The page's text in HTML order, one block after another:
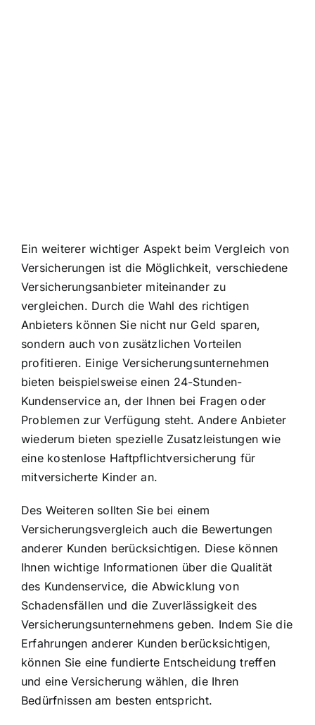
Ein weiterer wichtiger Aspekt beim Vergleich von
Versicherungen ist die Möglichkeit, verschiedene
Versicherungsanbieter miteinander zu
vergleichen. Durch die Wahl des richtigen
Anbieters können Sie nicht nur Geld sparen,
sondern auch von zusätzlichen Vorteilen
profitieren. Einige Versicherungsunternehmen
bieten beispielsweise einen 24-Stunden-
Kundenservice an, der Ihnen bei Fragen oder
Problemen zur Verfügung steht. Andere Anbieter
wiederum bieten spezielle Zusatzleistungen wie
eine kostenlose Haftpflichtversicherung für
mitversicherte Kinder an.
Des Weiteren sollten Sie bei einem
Versicherungsvergleich auch die Bewertungen
anderer Kunden berücksichtigen. Diese können
Ihnen wichtige Informationen über die Qualität
des Kundenservice, die Abwicklung von
Schadensfällen und die Zuverlässigkeit des
Versicherungsunternehmens geben. Indem Sie die
Erfahrungen anderer Kunden berücksichtigen,
können Sie eine fundierte Entscheidung treffen
und eine Versicherung wählen, die Ihren
Bedürfnissen am besten entspricht.